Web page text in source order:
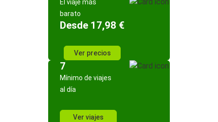
El viaje más
barato
Desde 17,98 €
Ver precios
7
Mínimo de viajes
al día
Ver viajes